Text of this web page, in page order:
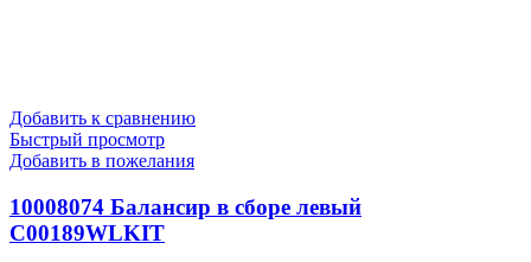
Добавить к сравнению
Быстрый просмотр
Добавить в пожелания
10008074 Балансир в сборе левый
C00189WLKIT